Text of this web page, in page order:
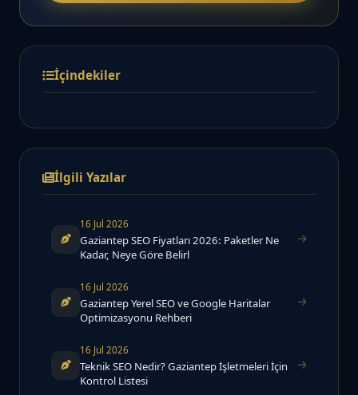
İçindekiler
İlgili Yazılar
16 Jul 2026
Gaziantep SEO Fiyatları 2026: Paketler Ne
Kadar, Neye Göre Belirl
16 Jul 2026
Gaziantep Yerel SEO ve Google Haritalar
Optimizasyonu Rehberi
16 Jul 2026
Teknik SEO Nedir? Gaziantep İşletmeleri İçin
Kontrol Listesi